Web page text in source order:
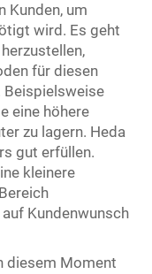
Kunden, um
wird. Es geht
für diesen
Beispielsweise
eine höhere
zu lagern. Heda
gut erfüllen.
kleinere
Kundenwunsch
diesem Moment